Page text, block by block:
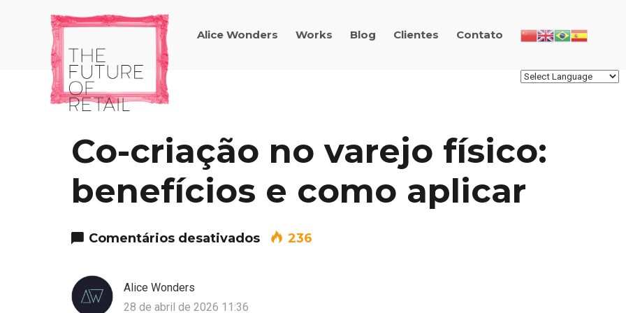
Alice Wonders Works Blog Clientes Contato
Co-criação no varejo físico:
benefícios e como aplicar
Comentários desativadosem Co-criação no varejo físico: benefícios e como
236
Alice Wonders
28 de abril de 2026 11:36